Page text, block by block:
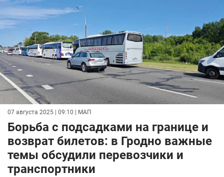
07 августа 2025 | 09:10 | МАП
Борьба с подсадками на границе и
возврат билетов: в Гродно важные
темы обсудили перевозчики и
транспортники